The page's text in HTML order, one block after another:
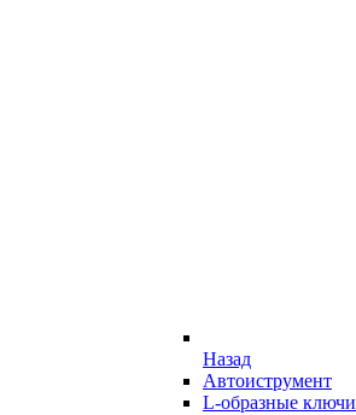
Назад
Автоиструмент
L-образные ключи